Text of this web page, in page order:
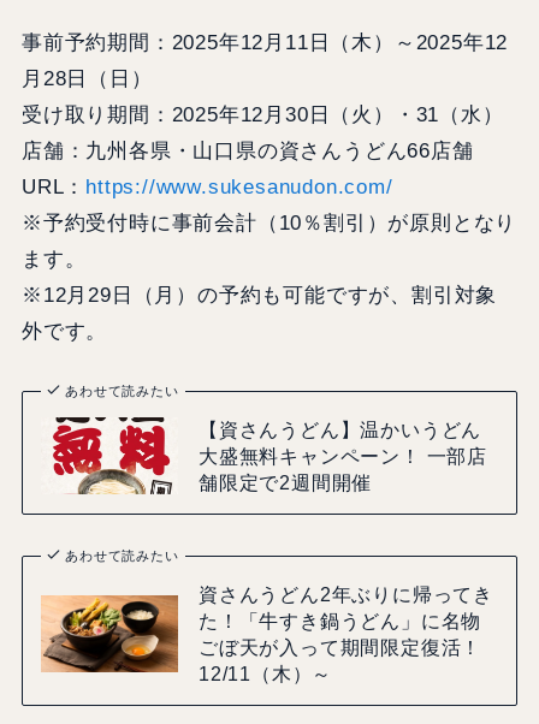
事前予約期間：2025年12月11日（木）～2025年12
月28日（日）
受け取り期間：2025年12月30日（火）・31（水）
店舗：九州各県・山口県の資さんうどん66店舗
URL： https://www.sukesanudon.com/
※予約受付時に事前会計（10％割引）が原則となり
ます。
※12月29日（月）の予約も可能ですが、割引対象
外です。
あわせて読みたい
【資さんうどん】温かいうどん
大盛無料キャンペーン！ 一部店
舗限定で2週間開催
あわせて読みたい
資さんうどん2年ぶりに帰ってき
た！「牛すき鍋うどん」に名物
ごぼ天が入って期間限定復活！
12/11（木）～